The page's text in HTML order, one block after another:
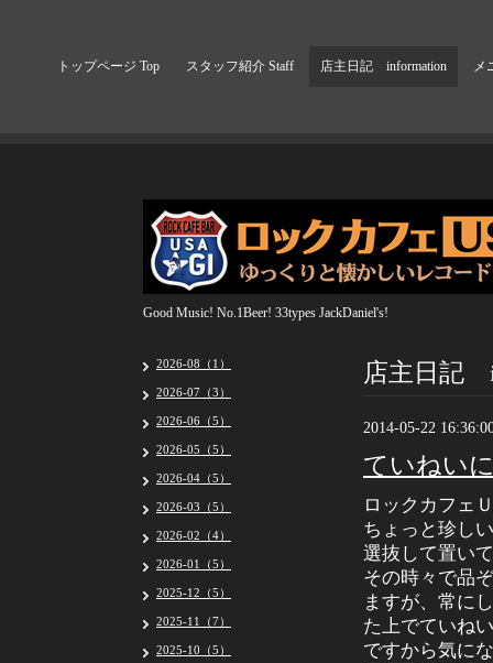
トップページ Top スタッフ紹介 Staff 店主日記 information メ
Good Music! No.1Beer! 33types JackDaniel's!
店主日記
2014-05-22
ていねい
ロックカフェ
ちょっと珍し
選抜して置い
その時々で品
ますが、常に
た上でていね
ですから気に
2026-08（1）
2026-07（3）
2026-06（5）
2026-05（5）
2026-04（5）
2026-03（5）
2026-02（4）
2026-01（5）
2025-12（5）
2025-11（7）
2025-10（5）